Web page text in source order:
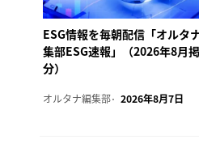
ESG情報を毎朝配信「オルタ
集部ESG速報」（2026年8月
分）
オルタナ編集部 2026年8月7日